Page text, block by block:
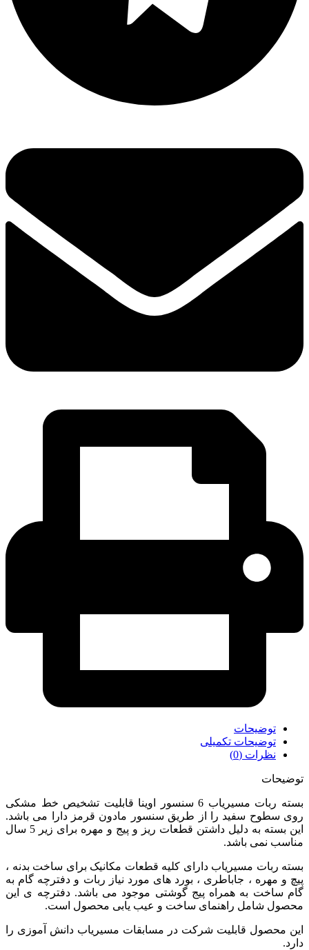
توضیحات
توضیحات تکمیلی
نظرات (0)
توضیحات
بسته ربات مسیریاب 6 سنسور اوینا قابلیت تشخیص خط مشکی
روی سطوح سفید را از طریق سنسور مادون قرمز دارا می باشد.
این بسته به دلیل داشتن قطعات ریز و پیج و مهره برای زیر 5 سال
مناسب نمی باشد.
بسته ربات مسیریاب دارای کلیه قطعات مکانیک برای ساخت بدنه ،
پیچ و مهره ، جاباطری ، بورد های مورد نیاز ربات و دفترچه گام به
گام ساخت به همراه پیج گوشتی موجود می باشد. دفترچه ی این
محصول شامل راهنمای ساخت و عیب یابی محصول است.
این محصول قابلیت شرکت در مسابقات مسیریاب دانش آموزی را
دارد.